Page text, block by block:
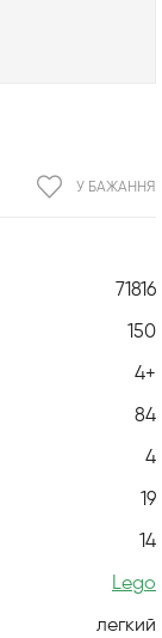
71816
150
4+
84
4
19
14
Lego
легкий
У БАЖАННЯ